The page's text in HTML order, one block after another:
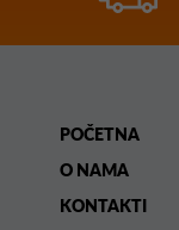
POČETNA
O NAMA
KONTAKTI